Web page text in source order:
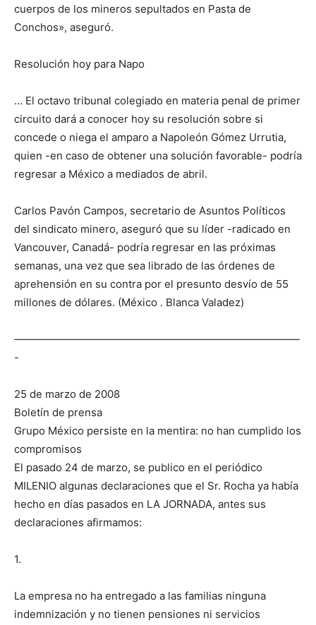
cuerpos de los mineros sepultados en Pasta de
Conchos», aseguró.
Resolución hoy para Napo
… El octavo tribunal colegiado en materia penal de primer
circuito dará a conocer hoy su resolución sobre si
concede o niega el amparo a Napoleón Gómez Urrutia,
quien -en caso de obtener una solución favorable- podría
regresar a México a mediados de abril.
Carlos Pavón Campos, secretario de Asuntos Políticos
del sindicato minero, aseguró que su líder -radicado en
Vancouver, Canadá- podría regresar en las próximas
semanas, una vez que sea librado de las órdenes de
aprehensión en su contra por el presunto desvío de 55
millones de dólares. (México . Blanca Valadez)
———————————————————————————
-
25 de marzo de 2008
Boletín de prensa
Grupo México persiste en la mentira: no han cumplido los
compromisos
El pasado 24 de marzo, se publico en el periódico
MILENIO algunas declaraciones que el Sr. Rocha ya había
hecho en días pasados en LA JORNADA, antes sus
declaraciones afirmamos:
1.
La empresa no ha entregado a las familias ninguna
indemnización y no tienen pensiones ni servicios